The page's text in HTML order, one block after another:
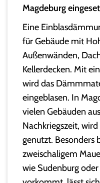
Magdeburg
Eine
für Gebäude mit
Außenwänden,
Kellerdecken. Mit
wird das
eingeblasen. In
vielen Gebäuden
Nachkriegszeit,
genutzt. Besonders
zweischaligem
wie Sudenburg